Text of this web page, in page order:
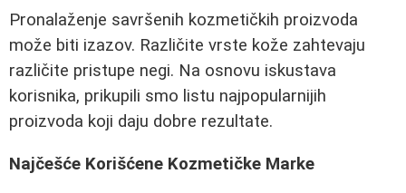
Pronalaženje savršenih kozmetičkih proizvoda
može biti izazov. Različite vrste kože zahtevaju
različite pristupe negi. Na osnovu iskustava
korisnika, prikupili smo listu najpopularnijih
proizvoda koji daju dobre rezultate.
Najčešće Korišćene Kozmetičke Marke